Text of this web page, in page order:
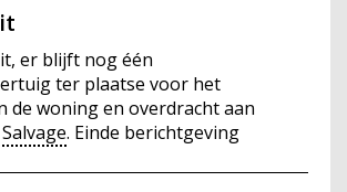
er blijft nog één
ter plaatse voor het
de woning en overdracht aan
Salvage. Einde berichtgeving